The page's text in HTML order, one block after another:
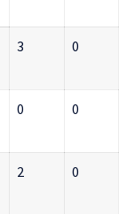
3 0
0 0
2 0